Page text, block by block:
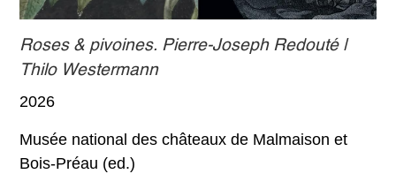
Roses & pivoines. Pierre-Joseph Redouté |
Thilo Westermann
2026
Musée national des châteaux de Malmaison et
Bois-Préau (ed.)